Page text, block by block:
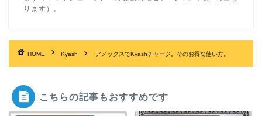
ります）。
HOME Kyash アメックスでKyashチャージ。そのお得な使い方。
こちらの記事もおすすめです